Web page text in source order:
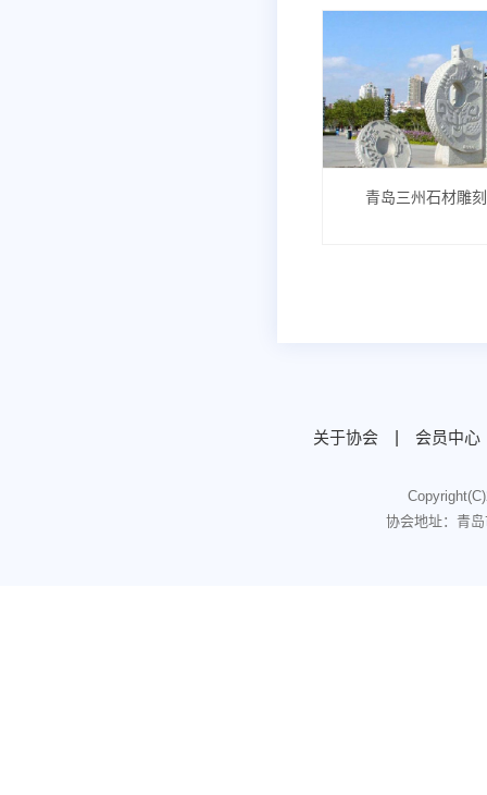
青岛三州石材雕
关于协会 会员中心
协会地址：青